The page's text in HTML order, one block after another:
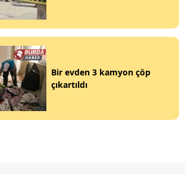
Bir evden 3 kamyon çöp
çıkartıldı